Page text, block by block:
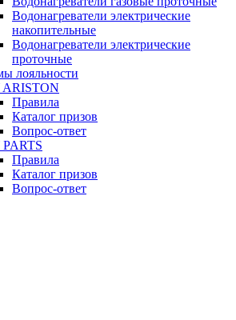
Водонагреватели электрические
накопительные
Водонагреватели электрические
проточные
лояльности
Правила
Каталог призов
Вопрос-ответ
Правила
Каталог призов
Вопрос-ответ